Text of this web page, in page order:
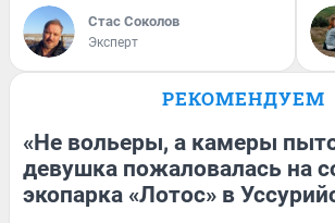
Стас Соколов
Эксперт
РЕКОМЕНДУЕМ
«Не вольеры, а камеры
девушка пожаловалась на
экопарка «Лотос» в